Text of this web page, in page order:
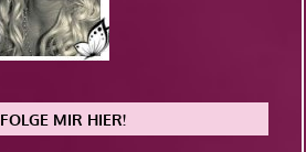
FOLGE MIR HIER!